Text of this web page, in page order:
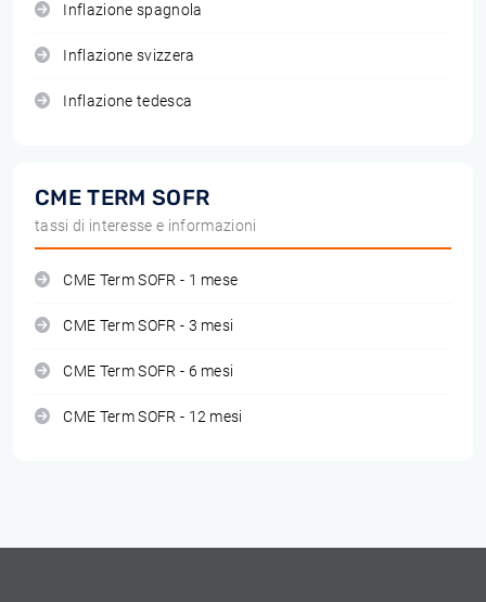
Inflazione spagnola
Inflazione svizzera
Inflazione tedesca
CME TERM SOFR
tassi di interesse e informazioni
CME Term SOFR - 1 mese
CME Term SOFR - 3 mesi
CME Term SOFR - 6 mesi
CME Term SOFR - 12 mesi